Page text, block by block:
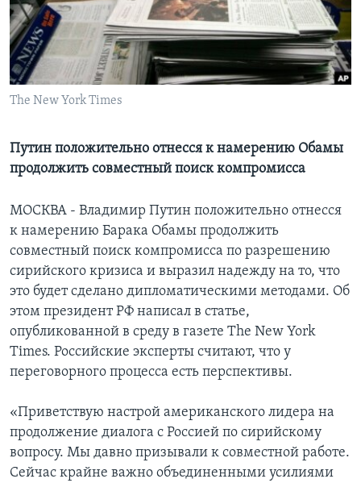
Learning English
СОЦИАЛЬНЫЕ СЕТИ
Языки
The New York Times
Путин положительно отнесся к намерению Обамы
продолжить совместный поиск компромисса
МОСКВА - Владимир Путин положительно отнесся
к намерению Барака Обамы продолжить
совместный поиск компромисса по разрешению
сирийского кризиса и выразил надежду на то, что
это будет сделано дипломатическими методами. Об
этом президент РФ написал в статье,
опубликованной в среду в газете The New York
Times. Российские эксперты считают, что у
переговорного процесса есть перспективы.
«Приветствую настрой американского лидера на
продолжение диалога с Россией по сирийскому
вопросу. Мы давно призывали к совместной работе.
Сейчас крайне важно объединенными усилиями